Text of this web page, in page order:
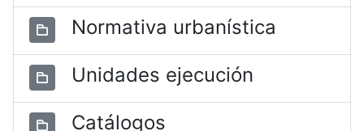
Normativa urbanística
Unidades ejecución
Catálogos